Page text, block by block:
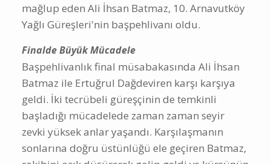
mağlup eden Ali İhsan Batmaz, 10. Arnavutköy
Yağlı Güreşleri'nin başpehlivanı oldu.
Finalde Büyük Mücadele
Başpehlivanlık final müsabakasında Ali İhsan
Batmaz ile Ertuğrul Dağdeviren karşı karşıya
geldi. İki tecrübeli güreşçinin de temkinli
başladığı mücadelede zaman zaman seyir
zevki yüksek anlar yaşandı. Karşılaşmanın
sonlarına doğru üstünlüğü ele geçiren Batmaz,